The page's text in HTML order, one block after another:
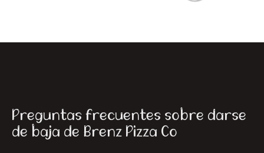
Preguntas frecuentes sobre darse
de baja de Brenz Pizza Co